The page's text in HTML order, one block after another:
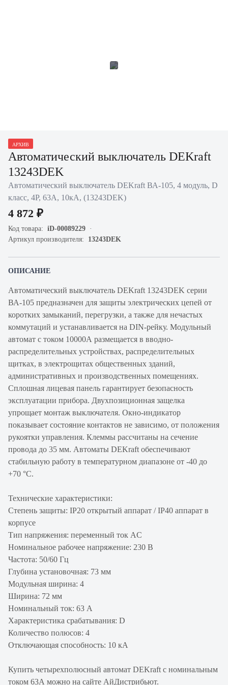
АРХИВ
Автоматический выключатель DEKraft
13243DEK
Автоматический выключатель DEKraft ВА-105, 4 модуль, D
класс, 4P, 63А, 10кА, (13243DEK)
4 872 ₽
Код товара: iD-00089229
Артикул производителя: 13243DEK
ОПИСАНИЕ
Автоматический выключатель DEKraft 13243DEK серии
ВА-105 предназначен для защиты электрических цепей от
коротких замыканий, перегрузки, а также для нечастых
коммутаций и устанавливается на DIN-рейку. Модульный
автомат с током 10000А размещается в вводно-
распределительных устройствах, распределительных
щитках, в электрощитах общественных зданий,
административных и производственных помещениях.
Сплошная лицевая панель гарантирует безопасность
эксплуатации прибора. Двухпозиционная защелка
упрощает монтаж выключателя. Окно-индикатор
показывает состояние контактов не зависимо, от положения
рукоятки управления. Клеммы рассчитаны на сечение
провода до 35 мм. Автоматы DEKraft обеспечивают
стабильную работу в температурном диапазоне от -40 до
+70 °С.
Технические характеристики:
Степень защиты: IP20 открытый аппарат / IP40 аппарат в
корпусе
Тип напряжения: переменный ток AC
Номинальное рабочее напряжение: 230 В
Частота: 50/60 Гц
Глубина установочная: 73 мм
Модульная ширина: 4
Ширина: 72 мм
Номинальный ток: 63 А
Характеристика срабатывания: D
Количество полюсов: 4
Отключающая способность: 10 кА
Купить четырехполюсный автомат DEKraft с номинальным
током 63А можно на сайте АйДистрибьют.